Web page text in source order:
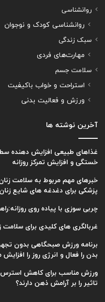
روانشناسی
روانشناسی کودک و نوجوان
سبک زندگی
مهارت‌های فردی
سلامت جسم
استراحت و خواب باکیفیت
ورزش و فعالیت بدنی
آخرین نوشته ها
خستگی و افزایش تمرکز روزانه
خبرهای مهم مربوط به سلامت
پزشکی برای دغدغه های شایع زنان
چربی سوزی با پیاده روی
غربالگری های کلیدی برای سلامت
برنامه ورزش صبحگاهی بدون
بدن را فعال و انرژی روز را
ورزش مناسب برای کاهش استرس
تاثیر را بر آرامش ذهن دارند؟